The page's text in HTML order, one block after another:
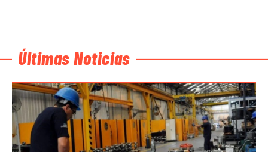
Últimas Noticias